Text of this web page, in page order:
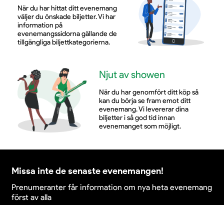
När du har hittat ditt evenemang
väljer du önskade biljetter. Vi har
information på
evenemangssidorna gällande de
tillgängliga biljettkategorierna.
Njut av showen
När du har genomfört ditt köp så
kan du börja se fram emot ditt
evenemang. Vi levererar dina
biljetter i så god tid innan
evenemanget som möjligt.
Missa inte de senaste evenemangen!
Prenumeranter får information om nya heta evenemang
först av alla